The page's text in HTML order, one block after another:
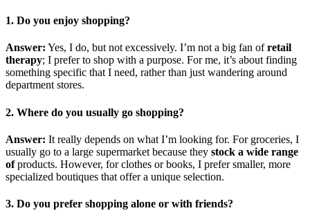
1. Do you enjoy shopping?
Answer: Yes, I do, but not excessively. I’m not a big fan ofretail
therapy; I prefer to shop with a purpose. For me, it’s about finding
something specific that I need, rather than just wandering around
department stores.
2. Where do you usually go shopping?
Answer: It really depends on what I’m looking for. For groceries, I
usually go to a large supermarket because they stock a wide range
ofproducts. However, for clothes or books, I prefer smaller, more
specialized boutiques that offer a unique selection.
3. Do you prefer shopping alone or with friends?